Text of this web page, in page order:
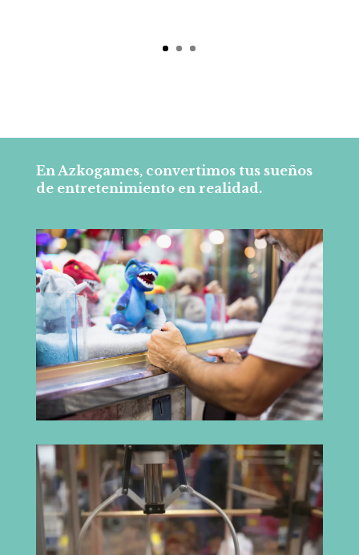
En Azkogames, convertimos tus sueños
de entretenimiento en realidad.